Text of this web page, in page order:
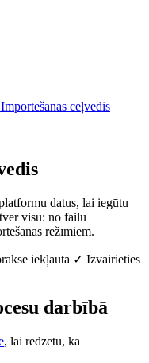
Importēšanas ceļvedis
datus, lai iegūtu
visu: no failu
režīmiem.
iekļauta ✓ Izvairieties
darbībā
, lai redzētu, kā